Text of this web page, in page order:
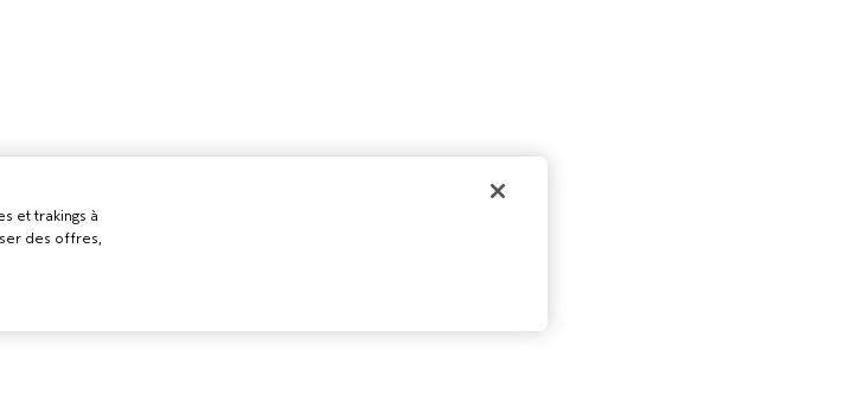
et trakings à
des offres,